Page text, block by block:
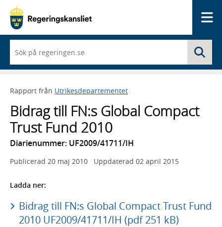
du
börjar
skriva
framträder
lista
med
sökförslag
Rapport från Utrikesdepartementet
Bidrag till FN:s Global Compact
Trust Fund 2010
Diarienummer: UF2009/41711/IH
Publicerad 20 maj 2010 Uppdaterad 02 april 2015
Ladda ner:
Bidrag till FN:s Global Compact Trust Fund
2010 UF2009/41711/IH (pdf 251 kB)